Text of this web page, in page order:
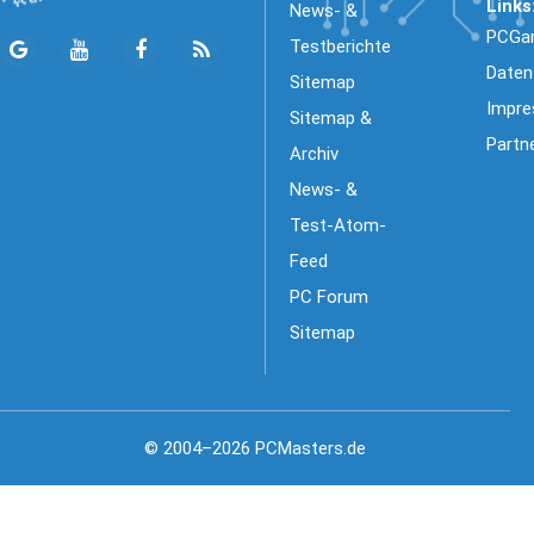
News- &
Testberichte
Sitemap
Sitemap &
Archiv
News- &
Test-Atom-
Feed
PC Forum
Sitemap
© 2004–2026 PCMasters.de